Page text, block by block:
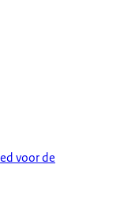
voor de